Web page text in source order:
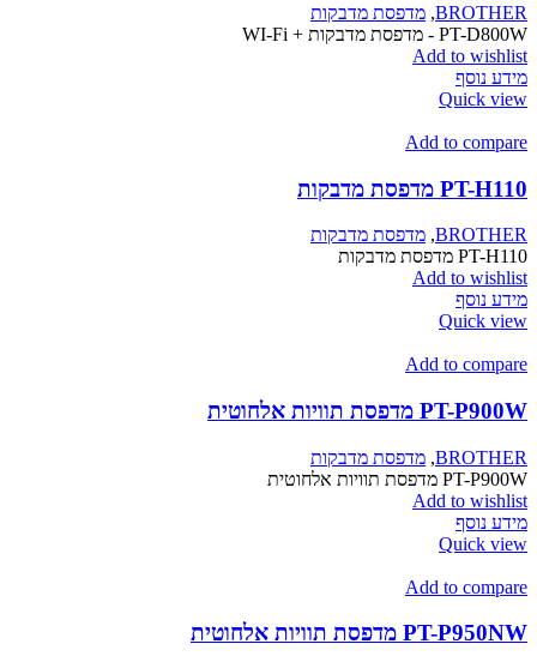
BROTHER
, מדפסת מדבקות
PT-D800W - מדפסת מדבקות + WI-Fi
Add to wishlist
מידע נוסף
Quick view
Add to compare
PT-H110 מדפסת מדבקות
BROTHER
, מדפסת מדבקות
PT-H110 מדפסת מדבקות
Add to wishlist
מידע נוסף
Quick view
Add to compare
PT-P900W מדפסת תוויות אלחוטית
BROTHER
, מדפסת מדבקות
PT-P900W מדפסת תוויות אלחוטית
Add to wishlist
מידע נוסף
Quick view
Add to compare
PT-P950NW מדפסת תוויות אלחוטית